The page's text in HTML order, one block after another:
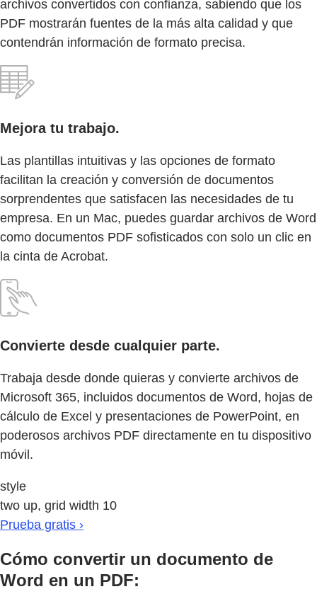
archivos convertidos con confianza, sabiendo que los
PDF mostrarán fuentes de la más alta calidad y que
contendrán información de formato precisa.
Mejora tu trabajo.
Las plantillas intuitivas y las opciones de formato
facilitan la creación y conversión de documentos
sorprendentes que satisfacen las necesidades de tu
empresa. En un Mac, puedes guardar archivos de Word
como documentos PDF sofisticados con solo un clic en
la cinta de Acrobat.
Convierte desde cualquier parte.
Trabaja desde donde quieras y convierte archivos de
Microsoft 365, incluidos documentos de Word, hojas de
cálculo de Excel y presentaciones de PowerPoint, en
poderosos archivos PDF directamente en tu dispositivo
móvil.
style
two up, grid width 10
Prueba gratis ›
Cómo convertir un documento de
Word en un PDF: